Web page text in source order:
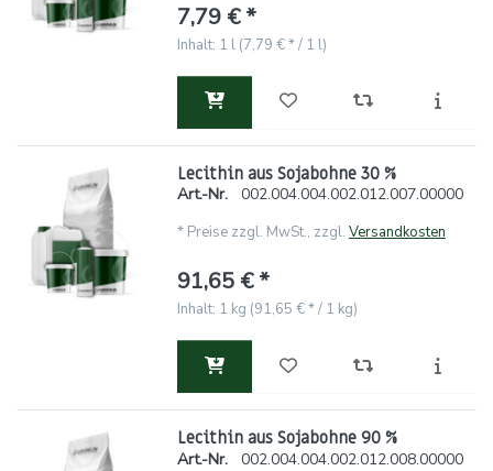
7,79 € *
Inhalt: 1 l (7,79 € * / 1 l)
Lecithin aus Sojabohne 30 %
Art.-Nr. 002.004.004.002.012.007.00000
* Preise zzgl. MwSt., zzgl. Versandkosten
91,65 € *
Inhalt: 1 kg (91,65 € * / 1 kg)
Lecithin aus Sojabohne 90 %
Art.-Nr. 002.004.004.002.012.008.00000